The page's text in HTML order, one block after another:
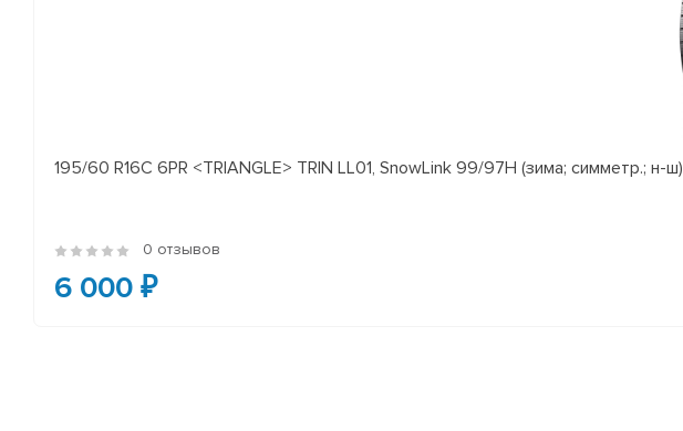
195/60 R16C 6PR <TRIANGLE> TRIN LL01, SnowLink 99/97H (зима; симметр.; н-ш)
0 отзывов
6 000 ₽